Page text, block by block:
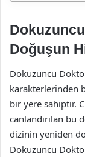
Doğuşun
Dokuzuncu
karakterlerinden
bir yere sahiptir.
canlandırılan bu
dizinin yeniden
Dokuzuncu